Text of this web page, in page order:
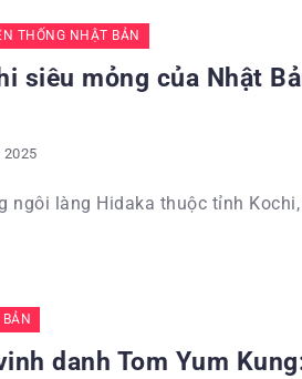
THỐNG NHẬT BẢN
siêu mỏng của Nhật
2025
ngôi làng Hidaka thuộc tỉnh
danh Tom Yum